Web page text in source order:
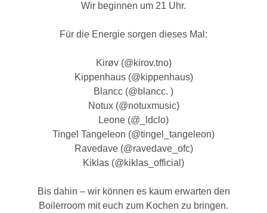
Wir beginnen um 21 Uhr.
Für die Energie sorgen dieses Mal:
Kirøv (@kirov.tno)
Kippenhaus (@kippenhaus)
Blancc (@blancc. )
Notux (@notuxmusic)
Leone (@_ldclo)
Tingel Tangeleon (@tingel_tangeleon)
Ravedave (@ravedave_ofc)
Kiklas (@kiklas_official)
Bis dahin – wir können es kaum erwarten den
Boilerroom mit euch zum Kochen zu bringen.